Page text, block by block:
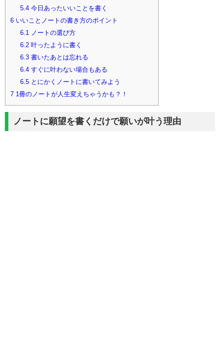
5.4今日あったいいことを書く
6 いいことノートの書き方のポイント
6.1
ノートの選び方
6.2叶ったように書く
6.3書いたあとは忘れる
6.4すぐに叶わない場合もある
6.5とにかくノートに書いてみよう
7 1冊のノートが人生変えちゃうかも？！
ノートに願望を書くだけで願いが叶う理由